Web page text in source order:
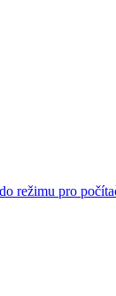
režimu pro